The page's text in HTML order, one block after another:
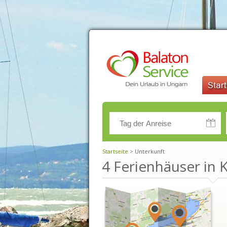
Startseite > Unterkunft
4 Ferienhäuser in